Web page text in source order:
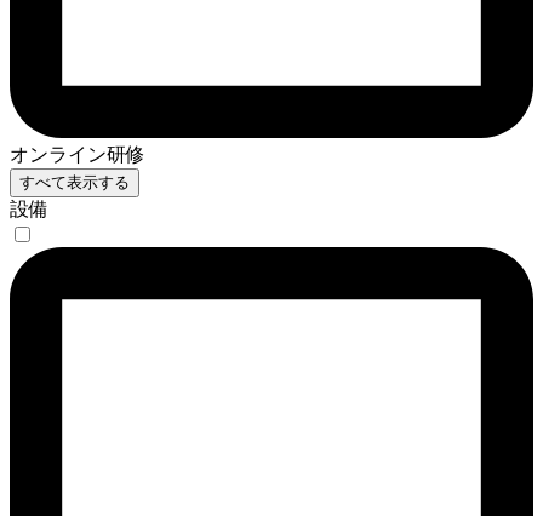
オンライン研修
すべて表示する
設備